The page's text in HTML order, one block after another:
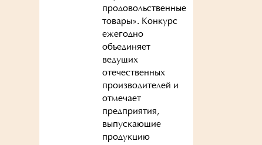
продовольственные
товары». Конкурс
ежегодно
объединяет
ведущих
отечественных
производителей и
отмечает
предприятия,
выпускающие
продукцию